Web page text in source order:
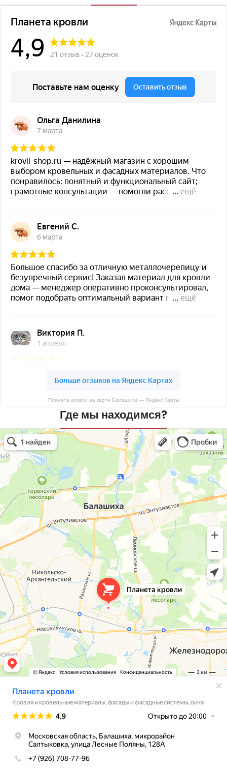
Планета кровли на карте Балашихи — Яндекс Карты
Где мы находимся?
Планета кровли
Кровля и кровельные материалы в Балашихе
Окна в Балашихе